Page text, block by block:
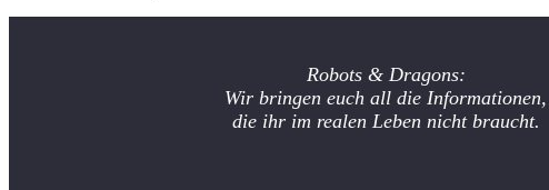
Robots & Dragons:
Wir bringen euch all die Informationen,
die ihr im realen Leben nicht braucht.